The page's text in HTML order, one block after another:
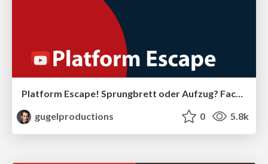
gugelproductions
0 5.8k